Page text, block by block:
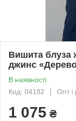
Вишита блуза
джинс
В наявності
Код: 04182
Опт і
1 075 ₴